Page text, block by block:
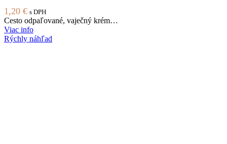
1,20 € s DPH
Cesto odpaľované, vaječný krém…
Viac info
Rýchly náhľad